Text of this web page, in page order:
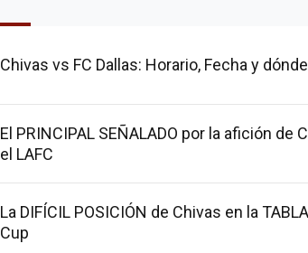
Chivas vs FC Dallas: Horario, Fecha y
El PRINCIPAL SEÑALADO por la afición de
el LAFC
La DIFÍCIL POSICIÓN de Chivas en la
Cup